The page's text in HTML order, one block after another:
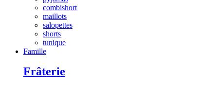
combishort
maillots
salopettes
shorts
tunique
Famille
Frâterie